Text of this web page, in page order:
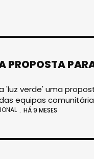
PROPOSTA
'luz verde' uma
equipas
HÁ 9 MESES